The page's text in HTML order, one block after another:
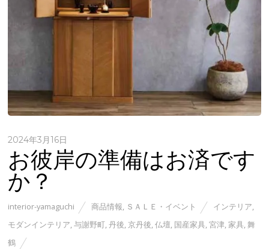
2024年3月16日
お彼岸の準備はお済です
か？
interior-yamaguchi 商品情報, ＳＡＬＥ・イベント インテリア,
モダンインテリア,与謝野町,丹後,京丹後,仏壇, 国産家具,宮津,家具,舞
鶴